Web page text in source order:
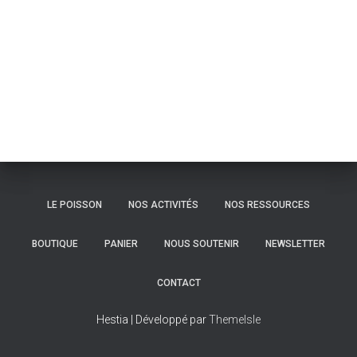
LE POISSON NOS ACTIVITÉS NOS RESSOURCES
BOUTIQUE PANIER NOUS SOUTENIR NEWSLETTER
CONTACT
Hestia | Développé parThemeIsle